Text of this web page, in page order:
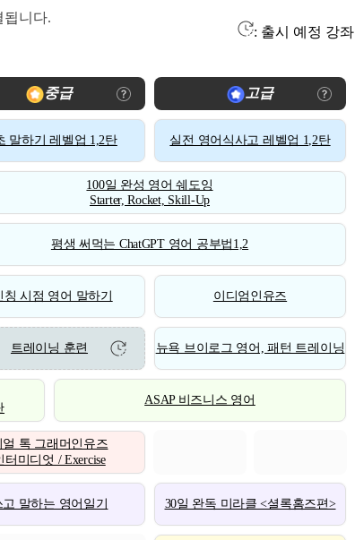
됩니다.
: 출시 예정 강좌
중급 고급
말하기 레벨업 1,2탄 실전 영어식사고 레벨업 1,2탄
100일 완성 영어 쉐도잉
Starter, Rocket, Skill-Up
평생 써먹는 ChatGPT 영어 공부법1,2
칭 시점 영어 말하기 이디엄인유즈
트레이닝 훈련 뉴욕 브이로그 영어, 패턴 트레이닝
ASAP 비즈니스 영어
얼 톡 그래머인유즈
터미디엇 / Exercise
고 말하는 영어일기 30일 완독 미라클 <셜록홈즈편>